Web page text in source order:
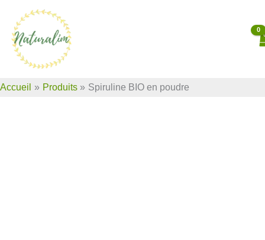
contenu
Accueil Produits Spiruline BIO en poudre